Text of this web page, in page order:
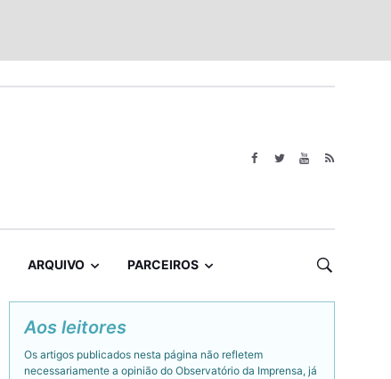
ARQUIVO PARCEIROS
Aos leitores
Os artigos publicados nesta página não refletem
necessariamente a opinião do Observatório da Imprensa, já